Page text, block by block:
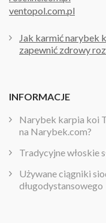
ventopol.com.pl
Jak karmić narybek
zapewnić zdrowy
INFORMACJE
Narybek karpia koi
na Narybek.com?
Tradycyjne włoskie
Używane ciągniki
długodystansowego